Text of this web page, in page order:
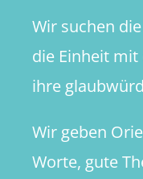
Wir suchen
die Einheit mit
ihre
Wir geben
Worte, gute